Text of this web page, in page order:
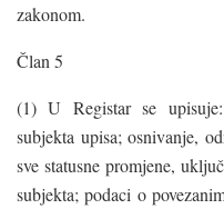
zakonom.
Član 5
(1) U Registar se
subjekta upisa; osnivanje,
sve statusne promjene,
subjekta; podaci o